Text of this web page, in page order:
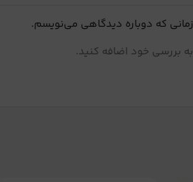
که دوباره دیدگاهی می‌نویسم.
بررسی خود اضافه کنید.